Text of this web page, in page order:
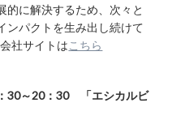
的に解決するため、次々と
ンパクトを生み出し続けて
社サイトはこちら
30～20：30 「エシカルビ